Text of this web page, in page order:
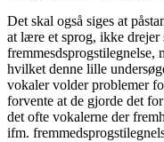
Det skal også siges at
at lære et sprog, ikke drejer
fremmesdsprogstilegnelse,
hvilket denne lille
vokaler volder problemer
forvente at de gjorde det
det ofte vokalerne der
ifm.